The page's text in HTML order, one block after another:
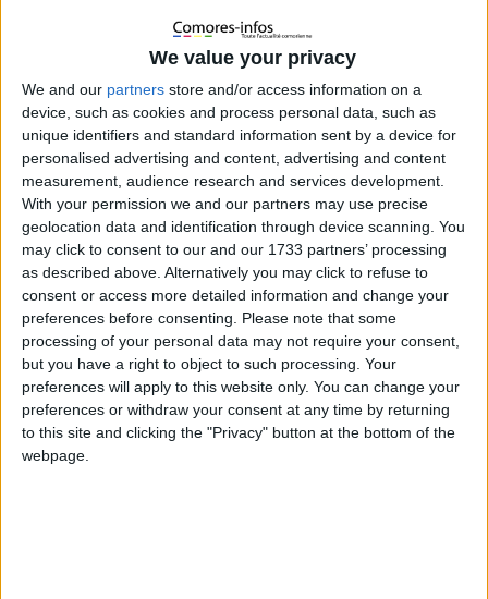
We value your privacy
We and our partners store and/or access information on a
device, such as cookies and process personal data, such as
unique identifiers and standard information sent by a device for
personalised advertising and content, advertising and content
measurement, audience research and services development.
With your permission we and our partners may use precise
geolocation data and identification through device scanning. You
may click to consent to our and our 1733 partners’ processing
as described above. Alternatively you may click to refuse to
consent or access more detailed information and change your
preferences before consenting.
Please note that some
processing of your personal data may not require your consent,
but you have a right to object to such processing. Your
preferences will apply to this website only. You can change your
preferences or withdraw your consent at any time by returning
to this site and clicking the "Privacy" button at the bottom of the
webpage.
La RédactionActualités,Santé,Société